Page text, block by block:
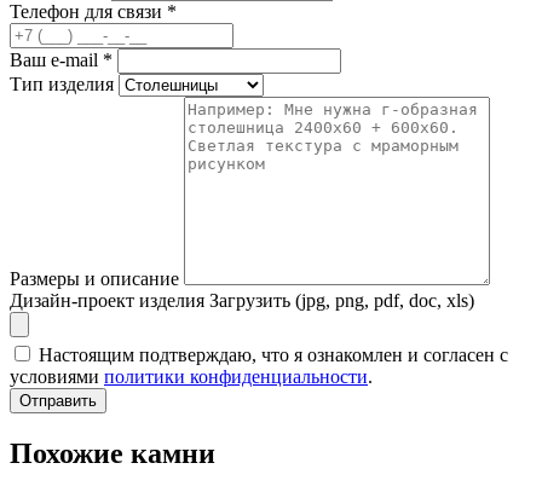
Телефон для связи *
Ваш e-mail *
Тип изделия
Размеры и описание
Дизайн-проект изделия Загрузить (jpg, png, pdf, doc, xls)
Настоящим подтверждаю, что я ознакомлен и согласен с
условиями политики конфиденциальности.
Отправить
Похожие камни